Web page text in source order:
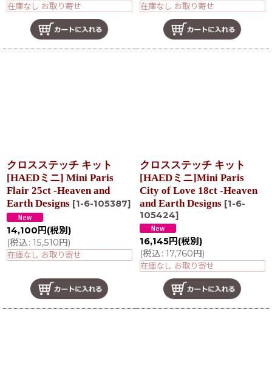
在庫なし お取り寄せ 在庫なし お取り寄せ
クロスステッチ キット
[HAEDミニ] Mini Paris
Flair 25ct -Heaven and
Earth Designs [1-6-105387]
14,100 円 (税別)
(税込: 15,510円)
在庫なし お取り寄せ
クロスステッチ キット
[HAEDミニ]Mini Paris
City of Love 18ct -Heaven
and Earth Designs [1-6-
105424]
16,145円 (税別)
(税込: 17,760円)
在庫なし お取り寄せ